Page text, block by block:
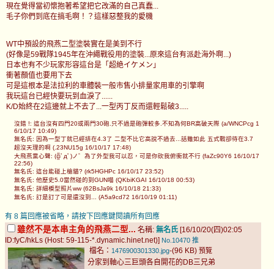
現在覺得當初懷抱著希望把它改滿的自己真蠢...
毛子你們到底在搞毛啊！？這樣惡整我的愛機
WT中預設的飛燕二型塗裝實在是美到不行
(好像是59戰隊1945年在沖繩戰役用的塗裝...原來這台有派赴海外啊...)
日本也有不少玩家形容這台是「超絶イケメン」
衝著顏值也要用下去
可是這根本是法拉利的車體裝一般市售小排量家用車的引擎啊
我玩這台已經快要玩到血淚了......
K/D始終在2這邊就上不去了...一型丙丁反而還輕鬆破3.....
沒錯 !: 這台沒有四門20或兩門30砲.只不過是砲彈較多.不知為何BR高破天際 (a/WNCPcg 1
6/10/17 10:49)
無名氏: 因為一型丁就已經排在4.3了 二型不比它高說不過去...話雖如此 五式戰卻待在3.7
超沒天理的啊 (.23NU15g 16/10/17 17:48)
大飛燕黨心聲: (╬ﾟдﾟ)ノ゛為了外型我可以忍，可是你砍我俯衝就不行 (faZc90Y6 16/10/17
22:56)
無名氏: 這台能碰上槍貓? (rk5HGHPc 16/10/17 23:52)
無名氏: 他歷史5.0當然碰的到GUN喵 (QKbiKGAI 16/10/18 00:53)
無名氏: 詳細模型照片ww (62BsJa9k 16/10/18 21:33)
無名氏: 訂是訂了可是還沒到... (A5a9cd72 16/10/19 01:11)
有 8 篇回應被省略，請按下回應鍵閱讀所有回應
雖然不是本串主角的飛燕二型... 名稱: 無名氏 [16/10/20(四)02:05
ID:fyC/hkLs (Host: 59-115-*.dynamic.hinet.net)] No.10470 推
檔名： 1476900301330.jpg-(96 KB) 預覽
分家到軸心三巨頭各自開花的DB三兄弟